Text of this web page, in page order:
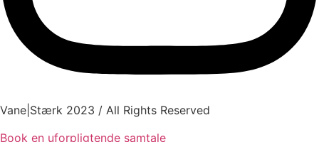
Vane Stærk 2023 / All Rights Reserved
Book en uforpligtende samtale